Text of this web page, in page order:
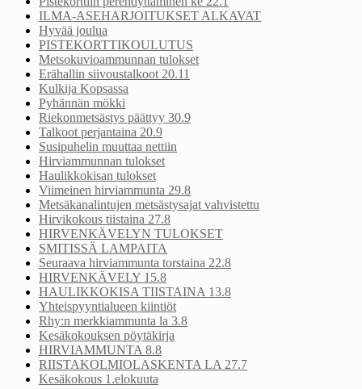
ILMA-ASEHARJOITUKSET ALKAVAT
Hyvää joulua
PISTEKORTTIKOULUTUS
Metsokuvioammunnan tulokset
Erähallin siivoustalkoot 20.11
Kulkija Kopsassa
Pyhännän mökki
Riekonmetsästys päättyy 30.9
Talkoot perjantaina 20.9
Susipuhelin muuttaa nettiin
Hirviammunnan tulokset
Haulikkokisan tulokset
Viimeinen hirviammunta 29.8
Metsäkanalintujen metsästysajat vahvistettu
Hirvikokous tiistaina 27.8
HIRVENKÄVELYN TULOKSET
SMITISSÄ LAMPAITA
Seuraava hirviammunta torstaina 22.8
HIRVENKÄVELY 15.8
HAULIKKOKISA TIISTAINA 13.8
Yhteispyyntialueen kiintiöt
Rhy:n merkkiammunta la 3.8
Kesäkokouksen pöytäkirja
HIRVIAMMUNTA 8.8
RIISTAKOLMIOLASKENTA LA 27.7
Kesäkokous 1.elokuuta